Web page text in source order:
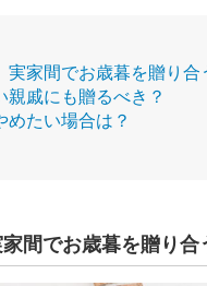
実家間でお歳暮を贈り合
親戚にも贈るべき？
めたい場合は？
間でお歳暮を贈り合